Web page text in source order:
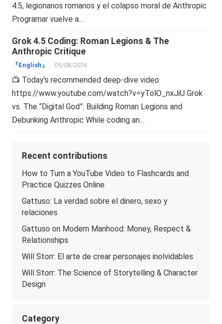
4.5, legionarios romanos y el colapso moral de Anthropic
Programar vuelve a…
Grok 4.5 Coding: Roman Legions & The
Anthropic Critique
『English』 05/08/2026
📺 Today’s recommended deep-dive video:
https://www.youtube.com/watch?v=yTolO_nxJiU Grok
vs. The “Digital God”: Building Roman Legions and
Debunking Anthropic While coding an…
Recent contributions
How to Turn a YouTube Video to Flashcards and
Practice Quizzes Online
Gattuso: La verdad sobre el dinero, sexo y
relaciones
Gattuso on Modern Manhood: Money, Respect &
Relationships
Will Storr: El arte de crear personajes inolvidables
Will Storr: The Science of Storytelling & Character
Design
Category